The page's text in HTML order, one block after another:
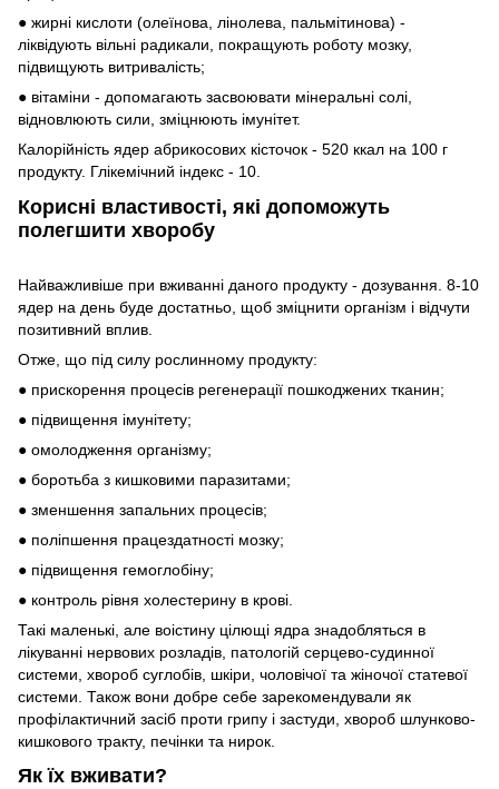
● жирні кислоти (олеїнова, лінолева, пальмітинова) -
ліквідують вільні радикали, покращують роботу мозку,
підвищують витривалість;
● вітаміни - допомагають засвоювати мінеральні солі,
відновлюють сили, зміцнюють імунітет.
Калорійність ядер абрикосових кісточок - 520 ккал на 100 г
продукту. Глікемічний індекс - 10.
Корисні властивості, які допоможуть
полегшити хворобу
Найважливіше при вживанні даного продукту - дозування. 8-10
ядер на день буде достатньо, щоб зміцнити організм і відчути
позитивний вплив.
Отже, що під силу рослинному продукту:
● прискорення процесів регенерації пошкоджених тканин;
● підвищення імунітету;
● омолодження організму;
● боротьба з кишковими паразитами;
● зменшення запальних процесів;
● поліпшення працездатності мозку;
● підвищення гемоглобіну;
● контроль рівня холестерину в крові.
Такі маленькі, але воістину цілющі ядра знадобляться в
лікуванні нервових розладів, патологій серцево-судинної
системи, хвороб суглобів, шкіри, чоловічої та жіночої статевої
системи. Також вони добре себе зарекомендували як
профілактичний засіб проти грипу і застуди, хвороб шлунково-
кишкового тракту, печінки та нирок.
Як їх вживати?